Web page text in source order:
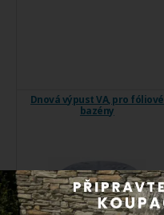
Dnová výpust VA, pro fóliové
bazény